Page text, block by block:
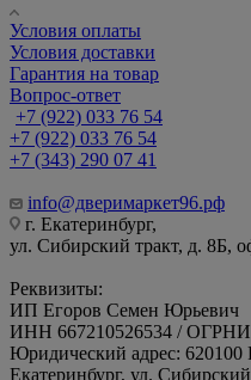
Условия оплаты
Условия доставки
Гарантия на товар
Вопрос-ответ
+7 (922) 033 76 54
+7 (922) 033 76 54
+7 (343) 290 07 41
info@дверимаркет96.рф
г. Екатеринбург,
ул. Сибирский тракт, д.
Реквизиты:
ИП Егоров Семен Юрьевич
ИНН 667210526534 /
Юридический адрес: 620100
Екатеринбург, ул.